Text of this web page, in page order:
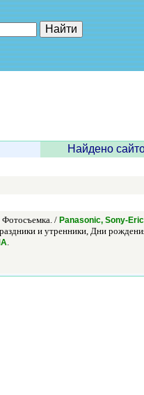
Найдено
Фотосъемка. / Panasonic, Sony-
и утренники, Дни
.